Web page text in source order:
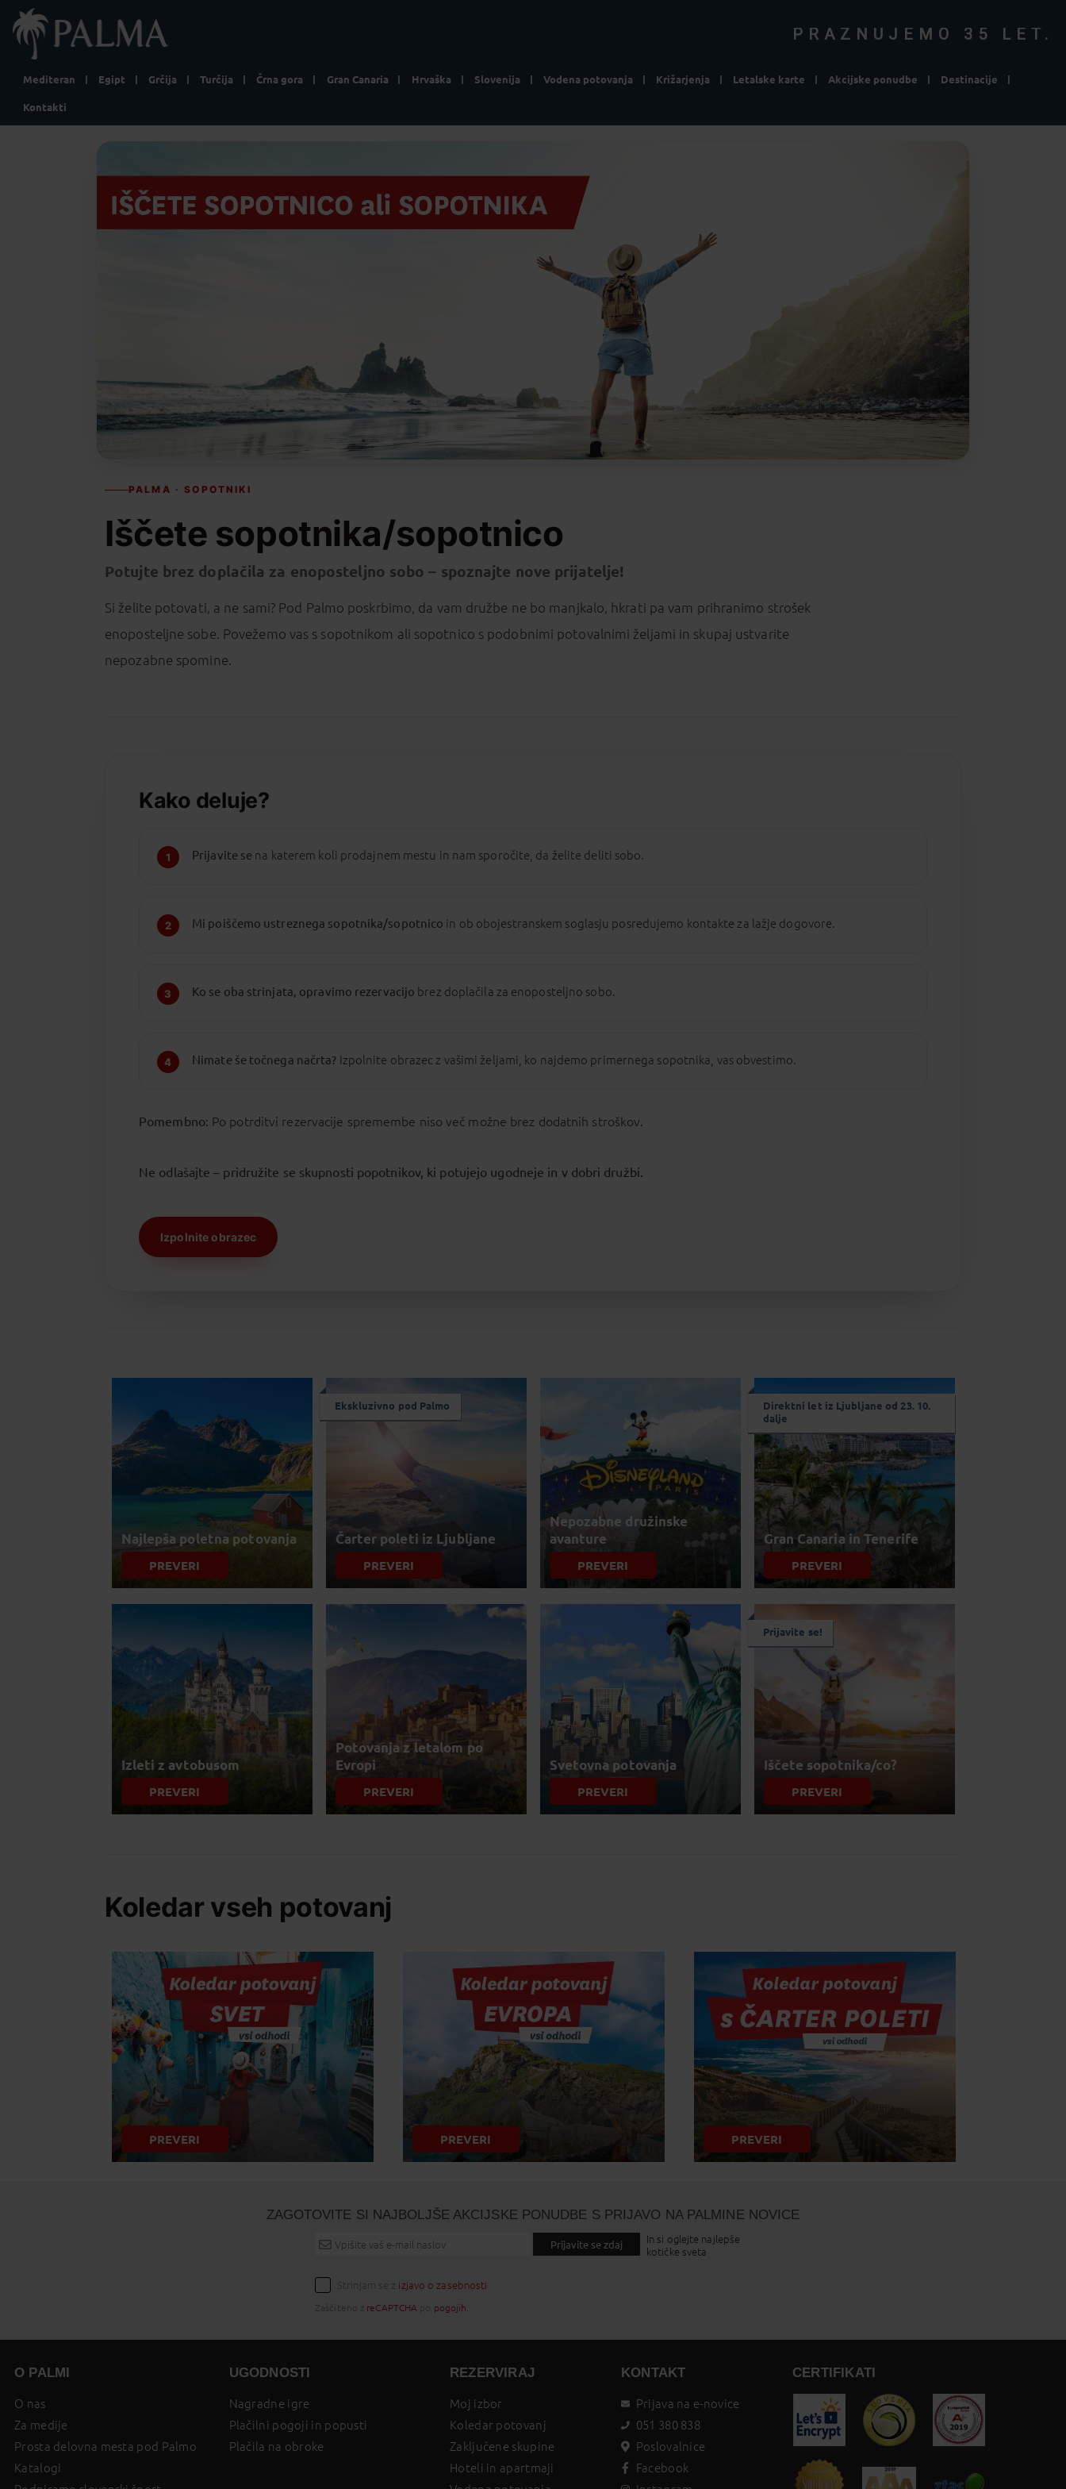
PRAZNUJEMO 35 LET.
Mediteran Egipt Grčija Turčija Črna gora Gran Canaria Hrvaška Slovenija Vodena potovanja Križarjenja Letalske karte Akcijske ponudbe Destinacije
Kontakti
PALMA · SOPOTNIKI
Iščete sopotnika/sopotnico
Potujte brez doplačila za enoposteljno sobo – spoznajte nove prijatelje!
Si želite potovati, a ne sami? Pod Palmo poskrbimo, da vam družbe ne bo manjkalo, hkrati pa vam prihranimo strošek
enoposteljne sobe. Povežemo vas s sopotnikom ali sopotnico s podobnimi potovalnimi željami in skupaj ustvarite
nepozabne spomine.
Kako deluje?
1 Prijavite se na katerem koli prodajnem mestu in nam sporočite, da želite deliti sobo.
2 Mi poiščemo ustreznega sopotnika/sopotnico in ob obojestranskem soglasju posredujemo kontakte za lažje dogovore.
3 Ko se oba strinjata, opravimo rezervacijo brez doplačila za enoposteljno sobo.
4 Nimate še točnega načrta? Izpolnite obrazec z vašimi željami, ko najdemo primernega sopotnika, vas obvestimo.
Pomembno: Po potrditvi rezervacije spremembe niso več možne brez dodatnih stroškov.
Ne odlašajte – pridružite se skupnosti popotnikov, ki potujejo ugodneje in v dobri družbi.
Izpolnite obrazec
Najlepša poletna potovanja
PREVERI
Ekskluzivno pod Palmo
Čarter poleti iz Ljubljane
PREVERI
Nepozabne družinske
avanture
PREVERI
Direktni let iz Ljubljane od 23. 10.
dalje
Gran Canaria in Tenerife
PREVERI
Izleti z avtobusom
PREVERI
Potovanja z letalom po
Evropi
PREVERI
Svetovna potovanja
PREVERI
Prijavite se!
Iščete sopotnika/co?
PREVERI
Koledar vseh potovanj
PREVERI PREVERI PREVERI
ZAGOTOVITE SI NAJBOLJŠE AKCIJSKE PONUDBE S PRIJAVO NA PALMINE NOVICE
Prijavite se zdaj
In si oglejte najlepše
kotičke sveta
Strinjam se z izjavo o zasebnosti
Zaščiteno z reCAPTCHA pogojih
O PALMI
O nas
Za medije
Prosta delovna mesta pod Palmo
Katalogi
UGODNOSTI
Nagradne igre
Plačilni pogoji in popusti
Plačila na obroke
REZERVIRAJ
Moj izbor
Koledar potovanj
Zaključene skupine
Hoteli in apartmaji
KONTAKT
Prijava na e-novice
051 380 838
Poslovalnice
Facebook
CERTIFIKATI